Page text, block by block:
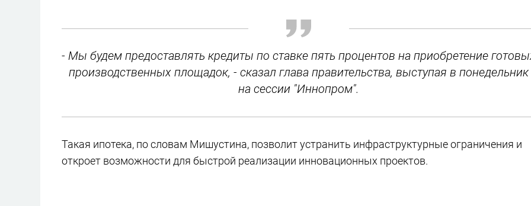
- Мы будем предоставлять кредиты по ставке пять процентов на приобретение
производственных площадок, - сказал глава правительства, выступая в понедельник
на сессии "Иннопром".
Такая ипотека, по словам Мишустина, позволит устранить инфраструктурные ограничения и
откроет возможности для быстрой реализации инновационных проектов.